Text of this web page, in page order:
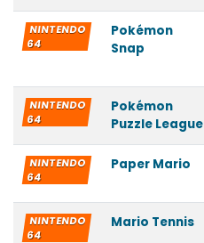
NINTENDO
64
Pokémon
Snap
NINTENDO
64
Pokémon
Puzzle League
NINTENDO
64
Paper Mario
NINTENDO
64
Mario Tennis